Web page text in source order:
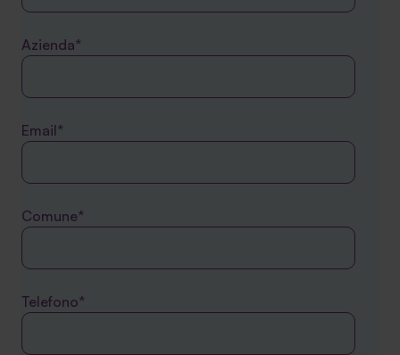
Azienda*
Email*
Comune*
Telefono*